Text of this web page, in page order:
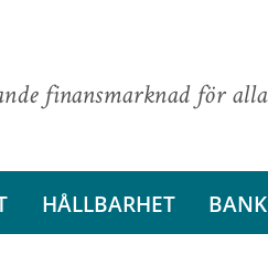
finansmarknad för alla
HÅLLBARHET BANK